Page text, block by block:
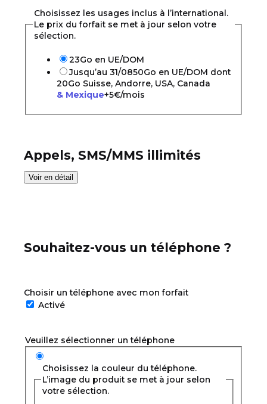
Choisissez les usages inclus à l’international.
Le prix du forfait se met à jour selon votre
sélection.
23Go en UE/DOM
Jusqu’au 31/0850Go en UE/DOM dont
20Go Suisse, Andorre, USA, Canada
& Mexique+5€/mois
Appels, SMS/MMS illimités
Voir en détail
Souhaitez-vous un téléphone ?
Choisir un téléphone avec mon forfait
Activé
Veuillez sélectionner un téléphone
Choisissez la couleur du téléphone.
L’image du produit se met à jour selon
votre sélection.